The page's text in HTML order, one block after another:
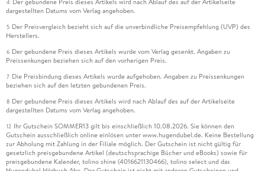
4
dargestellten Datums vom Verlag angehoben.
5 Der Preisvergleich bezieht sich auf die unverbindliche Preisempfehlung (UVP) des
Herstellers.
6 Der gebundene Preis dieses Artikels wurde vom Verlag gesenkt. Angaben zu
Preissenkungen beziehen sich auf den vorherigen Preis.
7 Die Preisbindung dieses Artikels wurde aufgehoben. Angaben zu Preissenkungen
beziehen sich auf den letzten gebundenen Preis.
8 Der gebundene Preis dieses Artikels wird nach Ablauf des auf der Artikelseite
dargestellten Datums vom Verlag angehoben.
12 Ihr Gutschein SOMMER13 gilt bis einschließlich 10.08.2026. Sie können den
Gutschein ausschließlich online einlösen unter www.hugendubel.de. Keine Bestellung
zur Abholung mit Zahlung in der Filiale möglich. Der Gutschein ist nicht gültig für
gesetzlich preisgebundene Artikel (deutschsprachige Bücher und eBooks) sowie für
preisgebundene Kalender, tolino shine (4016621130466), tolino select und das